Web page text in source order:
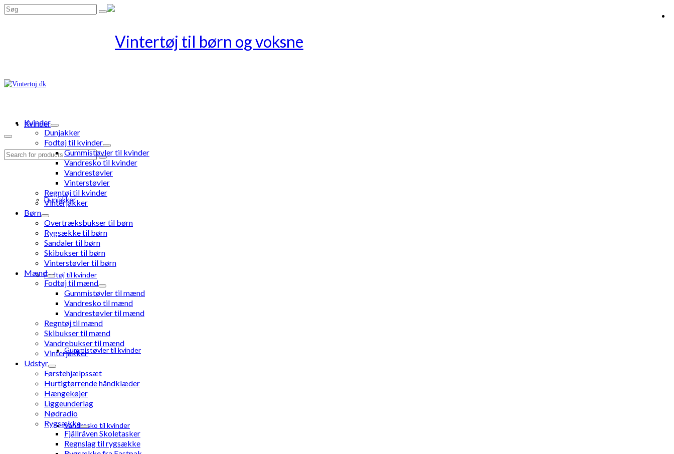
Search
Kvinder
Dunjakker
Fodtøj til kvinder
Gummistøvler til kvinder
Vandresko til kvinder
Search
Kvinder
Dunjakker
Fodtøj til kvinder
Gummistøvler til kvinder
Vandresko til kvinder
Vandrestøvler
Vinterstøvler
Regntøj til kvinder
Vinterjakker
Børn
Overtræksbukser til børn
Rygsække til børn
Sandaler til børn
Skibukser til børn
Vinterstøvler til børn
Mænd
Fodtøj til mænd
Gummistøvler til mænd
Vandresko til mænd
Vandrestøvler til mænd
Regntøj til mænd
Skibukser til mænd
Vandrebukser til mænd
Vinterjakker
Udstyr
Førstehjælpssæt
Hurtigtørrende håndklæder
Hængekøjer
Liggeunderlag
Nødradio
Rygsække
Fjällräven Skoletasker
Regnslag til rygsække